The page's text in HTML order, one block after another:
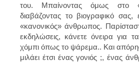
του. Μπαίνοντας όμως στο
διαβάζοντας το βιογραφικό σας,
«κανονικός» άνθρωπος.
εκδηλώσεις, κάνετε όνειρα για
χόμπι όπως το ψάρεμα.. Και
μιλάει έτσι ένας γονιός ;, ένας